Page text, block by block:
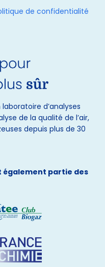
de confidentialité
d’analyses
de la qualité de l’air,
depuis plus de 30
également partie des